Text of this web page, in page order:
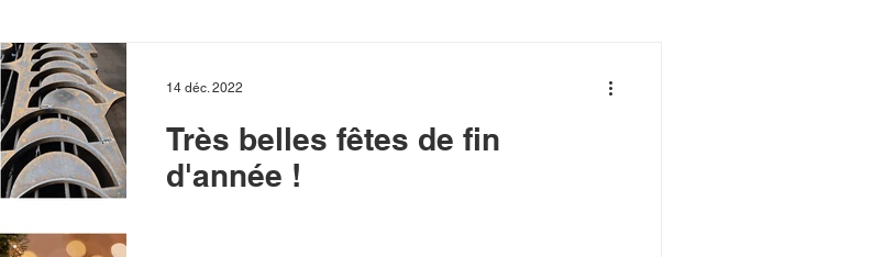
Très belles fêtes de fin
d'année !
14 déc. 2022